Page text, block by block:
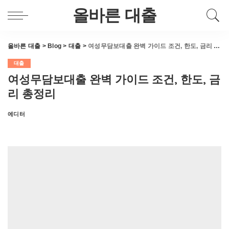
올바른 대출
올바른 대출 > Blog > 대출 > 여성무담보대출 완벽 가이드 조건, 한도, 금리 총정리
대출
여성무담보대출 완벽 가이드 조건, 한도, 금
리 총정리
Posted
에디터